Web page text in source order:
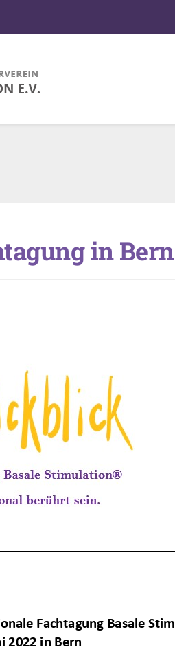
in Bern